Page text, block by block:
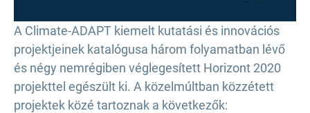
A Climate-ADAPT kiemelt kutatási és innovációs
projektjeinek katalógusa három folyamatban lévő
és négy nemrégiben véglegesített Horizont 2020
projekttel egészült ki. A közelmúltban közzétett
projektek közé tartoznak a következők: